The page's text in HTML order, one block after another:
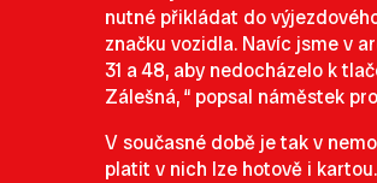
nutné přikládat do
značku vozidla. Navíc jsme v
31 a 48, aby nedocházelo k
Zálešná, “ popsal náměstek
V současné době je tak v
platit v nich lze hotově i